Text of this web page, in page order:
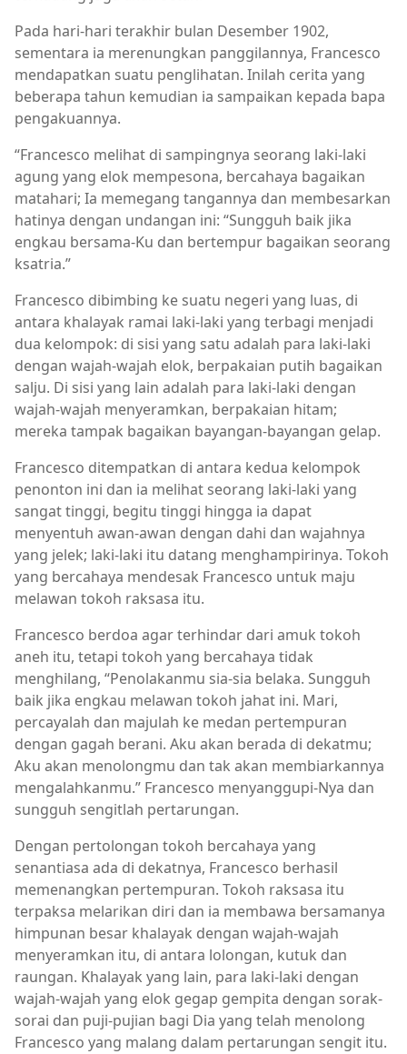
Pada hari-hari terakhir bulan Desember 1902,
sementara ia merenungkan panggilannya, Francesco
mendapatkan suatu penglihatan. Inilah cerita yang
beberapa tahun kemudian ia sampaikan kepada bapa
pengakuannya.
“Francesco melihat di sampingnya seorang laki-laki
agung yang elok mempesona, bercahaya bagaikan
matahari; Ia memegang tangannya dan membesarkan
hatinya dengan undangan ini: “Sungguh baik jika
engkau bersama-Ku dan bertempur bagaikan seorang
ksatria.”
Francesco dibimbing ke suatu negeri yang luas, di
antara khalayak ramai laki-laki yang terbagi menjadi
dua kelompok: di sisi yang satu adalah para laki-laki
dengan wajah-wajah elok, berpakaian putih bagaikan
salju. Di sisi yang lain adalah para laki-laki dengan
wajah-wajah menyeramkan, berpakaian hitam;
mereka tampak bagaikan bayangan-bayangan gelap.
Francesco ditempatkan di antara kedua kelompok
penonton ini dan ia melihat seorang laki-laki yang
sangat tinggi, begitu tinggi hingga ia dapat
menyentuh awan-awan dengan dahi dan wajahnya
yang jelek; laki-laki itu datang menghampirinya. Tokoh
yang bercahaya mendesak Francesco untuk maju
melawan tokoh raksasa itu.
Francesco berdoa agar terhindar dari amuk tokoh
aneh itu, tetapi tokoh yang bercahaya tidak
menghilang, “Penolakanmu sia-sia belaka. Sungguh
baik jika engkau melawan tokoh jahat ini. Mari,
percayalah dan majulah ke medan pertempuran
dengan gagah berani. Aku akan berada di dekatmu;
Aku akan menolongmu dan tak akan membiarkannya
mengalahkanmu.” Francesco menyanggupi-Nya dan
sungguh sengitlah pertarungan.
Dengan pertolongan tokoh bercahaya yang
senantiasa ada di dekatnya, Francesco berhasil
memenangkan pertempuran. Tokoh raksasa itu
terpaksa melarikan diri dan ia membawa bersamanya
himpunan besar khalayak dengan wajah-wajah
menyeramkan itu, di antara lolongan, kutuk dan
raungan. Khalayak yang lain, para laki-laki dengan
wajah-wajah yang elok gegap gempita dengan sorak-
sorai dan puji-pujian bagi Dia yang telah menolong
Francesco yang malang dalam pertarungan sengit itu.